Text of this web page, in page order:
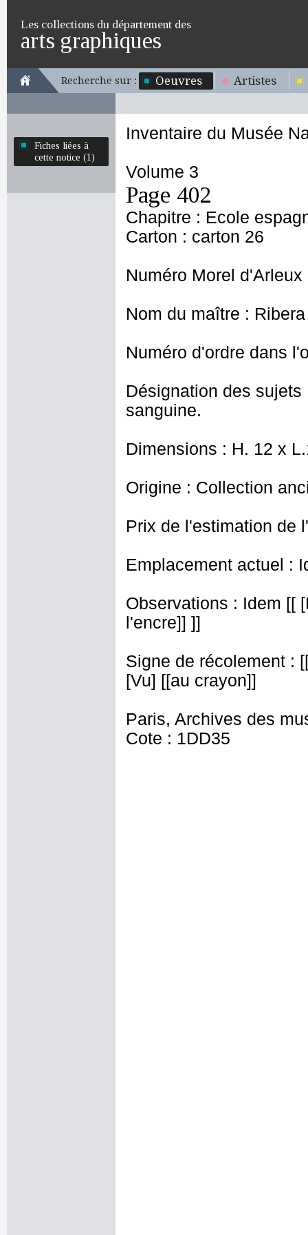
Les collections du département des
arts graphiques
Recherche sur : Oeuvres Artistes
Fiches liées à
cette notice (1)
Inventaire du Musée
Volume 3
Page 402
Chapitre : Ecole
Carton : carton 26
Numéro Morel d'Arleux
Nom du maître :
Numéro d'ordre dans
Désignation des
sanguine.
Dimensions : H. 12 x
Origine : Collection
Prix de l'estimation de
Emplacement actuel :
Observations : Idem [[
l'encre]] ]]
Signe de récolement :
[Vu] [[au crayon]]
Paris, Archives des
Cote : 1DD35